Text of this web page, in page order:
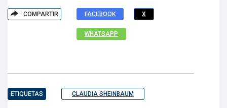
COMPARTIR FACEBOOK X
WHATSAPP
ETIQUETAS CLAUDIA SHEINBAUM